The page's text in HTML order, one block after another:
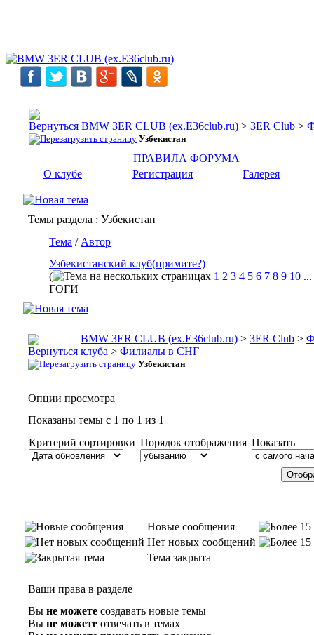
BMW 3ER CLUB (ex.E36club.ru) > 3ER Club >
Узбекистан
ПРАВИЛА ФОРУМА
О клубе
Регистрация Галерея
Темы раздела : Узбекистан
Тема / Автор
Узбекистанский клуб(примите?)
(
1 2 3 4 5 6 7 8 9 10 ...
ГОГИ
BMW 3ER CLUB (ex.E36club.ru) > 3ER Club >
клуба > Филиалы в СНГ
Узбекистан
Опции просмотра
Показаны темы с 1 по 1 из 1
Критерий сортировки Порядок отображения Показать
Новые сообщения
Нет новых сообщений
Тема закрыта
Ваши права в разделе
Вы не можете создавать новые темы
Вы не можете отвечать в темах